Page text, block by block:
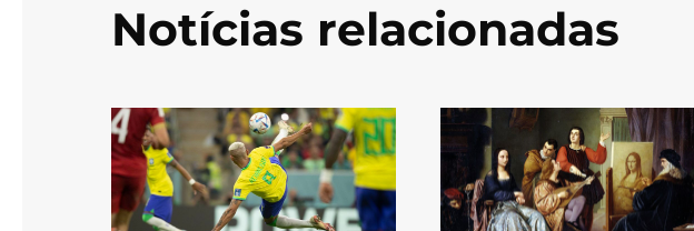
Notícias relacionadas